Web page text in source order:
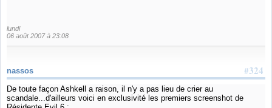
lundi
06 août 2007 à 23:08
#324
nassos
De toute façon Ashkell a raison, il n'y a pas lieu de crier au
scandale...d'ailleurs voici en exclusivité les premiers screenshot de